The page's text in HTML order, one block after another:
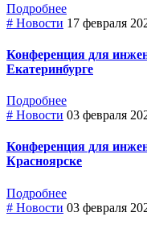
Подробнее
# Новости 17 февраля
Конференция для
Екатеринбурге
Подробнее
# Новости 03 февраля
Конференция для
Красноярске
Подробнее
# Новости 03 февраля